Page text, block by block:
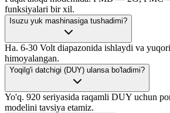
funksiyalari bir xil.
Isuzu yuk mashinasiga tushadimi?
Ha. 6-30 Volt diapazonida ishlaydi va
himoyalangan.
Yoqilg'i datchigi (DUY) ulansa bo'ladimi?
Yo'q. 920 seriyasida raqamli DUY uchun
modelini tavsiya etamiz.